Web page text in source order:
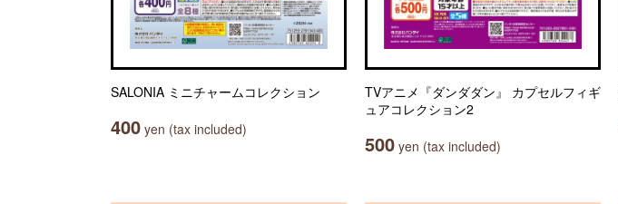
SALONIA ミニチャームコレクション
400 yen (tax included)
TVアニメ『ダンダダン』 カプセルフィギ
ュアコレクション2
500 yen (tax included)